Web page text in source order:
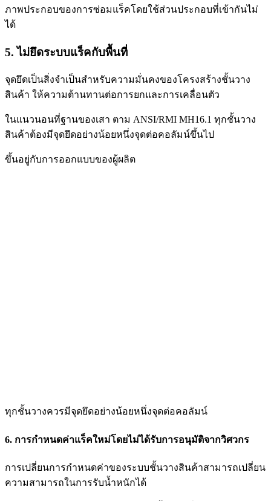
ภาพประกอบของการซ่อมแร็คโดยใช้ส่วนประกอบที่เข้ากันไม่
ได้
5. ไม่ยึดระบบแร็คกับพื้นที่
จุดยึดเป็นสิ่งจำเป็นสำหรับความมั่นคงของโครงสร้างชั้นวาง
สินค้า ให้ความต้านทานต่อการยกและการเคลื่อนตัว
ในแนวนอนที่ฐานของเสา ตาม ANSI/RMI MH16.1 ทุกชั้นวาง
สินค้าต้องมีจุดยึดอย่างน้อยหนึ่งจุดต่อคอลัมน์ขึ้นไป
ขึ้นอยู่กับการออกแบบของผู้ผลิต
ทุกชั้นวางควรมีจุดยึดอย่างน้อยหนึ่งจุดต่อคอลัมน์
6. การกำหนดค่าแร็คใหม่โดยไม่ได้รับการอนุมัติจากวิศวกร
การเปลี่ยนการกำหนดค่าของระบบชั้นวางสินค้าสามารถเปลี่ยน
ความสามารถในการรับน้ำหนักได้